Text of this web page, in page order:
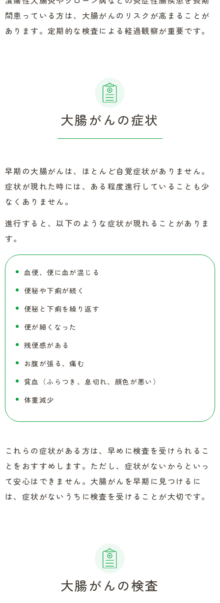
間患っている方は、大腸がんのリスクが高まることが
あります。定期的な検査による経過観察が重要です。
大腸がんの症状
早期の大腸がんは、ほとんど自覚症状がありません。
症状が現れた時には、ある程度進行していることも少
なくありません。
進行すると、以下のような症状が現れることがありま
す。
血便、便に血が混じる
便秘や下痢が続く
便秘と下痢を繰り返す
便が細くなった
残便感がある
お腹が張る、痛む
貧血（ふらつき、息切れ、顔色が悪い）
体重減少
これらの症状がある方は、早めに検査を受けられるこ
とをおすすめします。ただし、症状がないからといっ
て安心はできません。大腸がんを早期に見つけるに
は、症状がないうちに検査を受けることが大切です。
大腸がんの検査